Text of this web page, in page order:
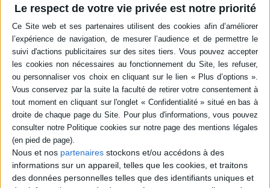
Le respect de votre vie privée est notre priorité
Nous et nos partenaires stockons et/ou accédons à des
informations sur un appareil, telles que les cookies, et traitons
des données personnelles telles que des identifiants uniques et
implacable. ©Electre 2026
En stock *
*stock limité
AJOUTER AU PANIER
Platinum end : starter pack
Auteur : Tsugumi Ohba
Éditeur :Kazé
Ayant perdu tout espoir en la vie, Mirai se jette
touche le sol, un ange, Nasse, le rattrape et lui
sauve la vie. Elle lui propose alors d'obtenir de
puissants pouvoirs, promesses d'une vie
meilleure. Mais en acceptant, Mirai découvre